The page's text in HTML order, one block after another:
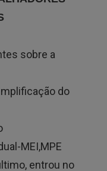
sobre a
do
MEI,MPE
entrou no